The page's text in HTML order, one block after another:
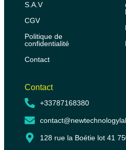
S.A.V
CGV
Politique de
confidentialité
Contact
Contact
+33787168380
128 rue la Boétie lot 41